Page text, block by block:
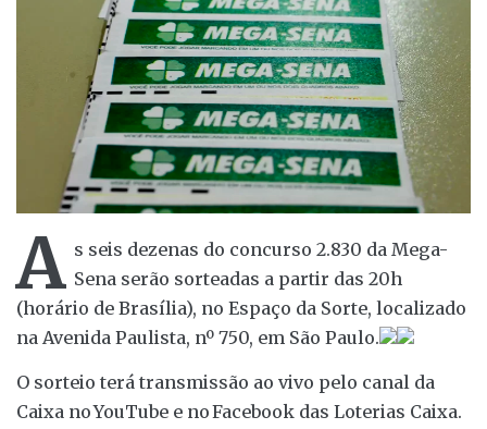
A s seis dezenas do concurso 2.830 da Mega-
Sena serão sorteadas a partir das 20h
(horário de Brasília), no Espaço da Sorte, localizado
na Avenida Paulista, nº 750, em São Paulo.
O sorteio terá transmissão ao vivo pelo canal da
Caixa no YouTube e no Facebook das Loterias Caixa.